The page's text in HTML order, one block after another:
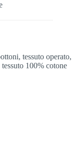
tessuto operato,
100% cotone